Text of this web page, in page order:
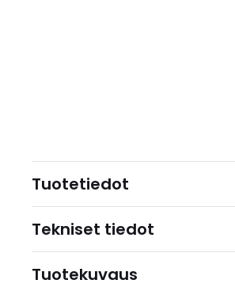
Tuotetiedot
Tekniset tiedot
Tuotekuvaus